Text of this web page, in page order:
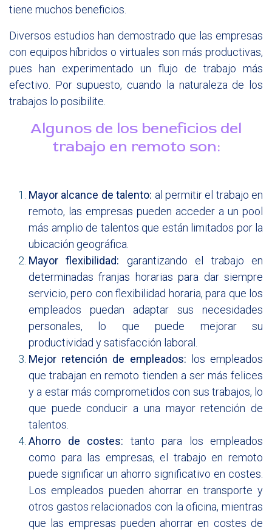
tiene muchos beneficios.
Diversos estudios han demostrado que las empresas
con equipos híbridos o virtuales son más productivas,
pues han experimentado un flujo de trabajo más
efectivo. Por supuesto, cuando la naturaleza de los
trabajos lo posibilite.
Algunos de los beneficios del
trabajo en remoto son:​
Mayor alcance de talento: al permitir el trabajo en
remoto, las empresas pueden acceder a un pool
más amplio de talentos que están limitados por la
ubicación geográfica.
Mayor flexibilidad: garantizando el trabajo en
determinadas franjas horarias para dar siempre
servicio, pero con flexibilidad horaria, para que los
empleados puedan adaptar sus necesidades
personales, lo que puede mejorar su
productividad y satisfacción laboral.
Mejor retención de empleados: los empleados
que trabajan en remoto tienden a ser más felices
y a estar más comprometidos con sus trabajos, lo
que puede conducir a una mayor retención de
talentos.
Ahorro de costes: tanto para los empleados
como para las empresas, el trabajo en remoto
puede significar un ahorro significativo en costes.
Los empleados pueden ahorrar en transporte y
otros gastos relacionados con la oficina, mientras
que las empresas pueden ahorrar en costes de